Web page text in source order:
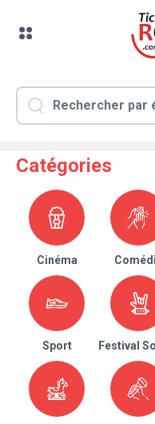
Catégories
Cinéma
Sport Festival